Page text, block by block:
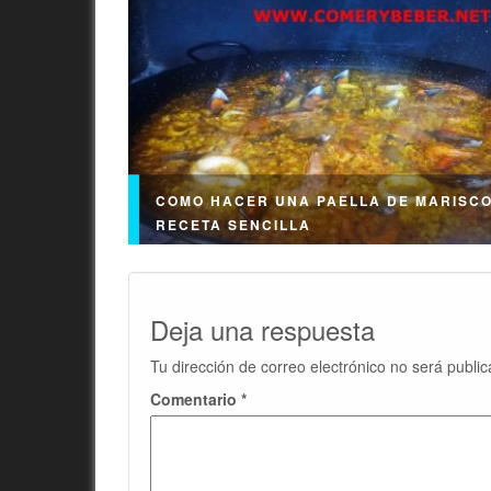
COMO HACER UNA PAELLA DE
RECETA SENCILLA
Como hacer una Paella de Marisco, Receta
Paella de Marisco es uno de mis platos
Deja una respuesta
Tu dirección de correo electrónico no será
Comentario *